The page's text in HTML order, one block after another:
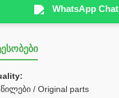
ფილტრი
WhatsApp Chat
/ Original parts